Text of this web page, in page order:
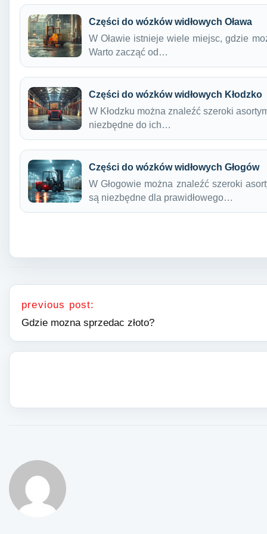
Części do wózków widłowych Oława
W Oławie istnieje wiele miejsc, gdzie
Warto zacząć od…
Części do wózków widłowych Kłodzko
W Kłodzku można znaleźć szeroki
niezbędne do ich…
Części do wózków widłowych Głogów
W Głogowie można znaleźć szeroki
są niezbędne dla prawidłowego…
Nawigacja wpisu
previous post:
Gdzie mozna sprzedac złoto?